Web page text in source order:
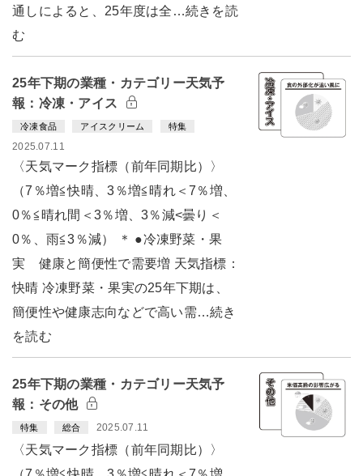
通しによると、25年度は全…続きを読
む
25年下期の業種・カテゴリー天気予
報：冷凍・アイス
冷凍食品 アイスクリーム 特集
2025.07.11
〈天気マーク指標（前年同期比）〉
（7％増≦快晴、3％増≦晴れ＜7％増、
0％≦晴れ間＜3％増、3％減<曇り＜
0％、雨≦3％減） ＊ ●冷凍野菜・果
実 健康と簡便性で需要増 天気指標：
快晴 冷凍野菜・果実の25年下期は、
簡便性や健康志向などで高い需…続き
を読む
25年下期の業種・カテゴリー天気予
報：その他
特集 総合 2025.07.11
〈天気マーク指標（前年同期比）〉